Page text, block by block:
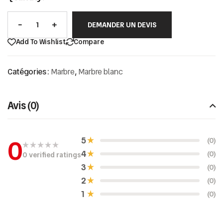
DEMANDER UN DEVIS
Add To Wishlist
Compare
Catégories : Marbre,Marbre blanc
Avis (0)
0N
0 verified ratings
1 (0)
2 (0)
3 (0)
4 (0)
5 (0)